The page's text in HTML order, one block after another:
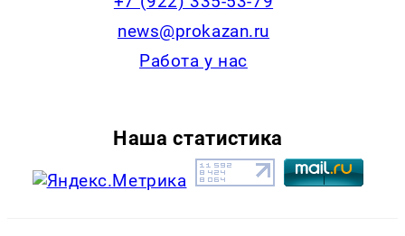
news@prokazan.ru
Работа у нас
Наша статистика